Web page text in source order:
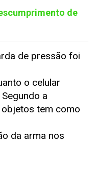
de
de pressão foi
o celular
a
objetos tem como
da arma nos